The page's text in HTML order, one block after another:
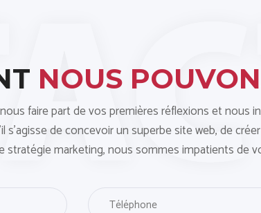
NOUS
faire part de vos premières réflexions et nous
s'agisse de concevoir un superbe site web, de
stratégie marketing, nous sommes impatients de